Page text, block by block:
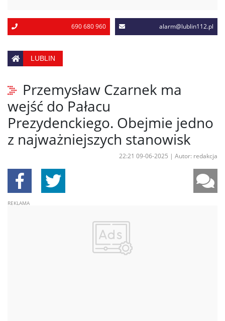
690 680 960 alarm@lublin112.pl
LUBLIN
Przemysław Czarnek ma
wejść do Pałacu
Prezydenckiego. Obejmie jedno
z najważniejszych stanowisk
22:21 09-06-2025 | Autor: redakcja